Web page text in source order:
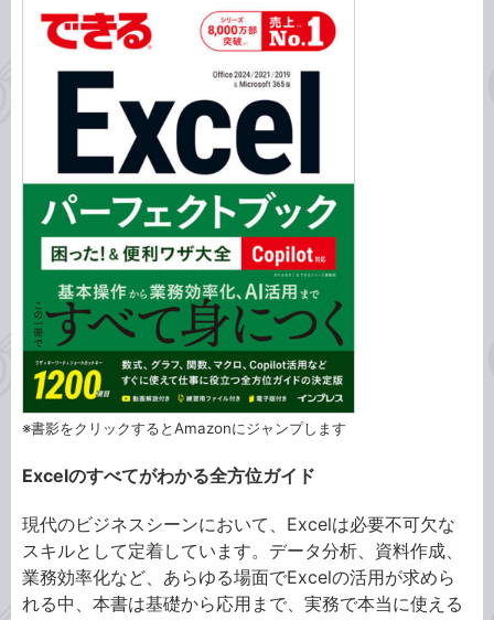
※書影をクリックするとAmazonにジャンプします
Excelのすべてがわかる全方位ガイド
現代のビジネスシーンにおいて、Excelは必要不可欠な
スキルとして定着しています。データ分析、資料作成、
業務効率化など、あらゆる場面でExcelの活用が求めら
れる中、本書は基礎から応用まで、実務で本当に使える